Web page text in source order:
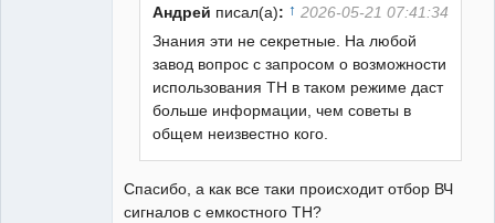
Андрей писал(а): ↑ 2026-05-21 07:41:34
Знания эти не секретные. На любой
завод вопрос с запросом о возможности
использования ТН в таком режиме даст
больше информации, чем советы в
общем неизвестно кого.
Спасибо, а как все таки происходит отбор ВЧ
сигналов с емкостного ТН?